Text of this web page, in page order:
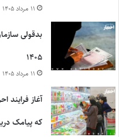
۱۱ مرداد ۱۴۰۵
بدقولی
۱۴۰۵
۱۱ مرداد ۱۴۰۵
آغاز فرایند
که پیامک